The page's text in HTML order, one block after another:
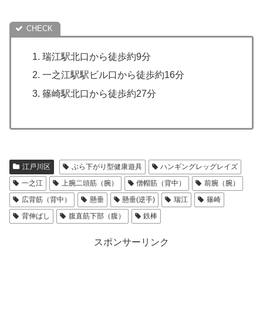
瑞江駅北口から徒歩約9分
一之江駅駅ビル口から徒歩約16分
篠崎駅北口から徒歩約27分
江戸川区 ぶら下がり型健康遊具
ハンギングレッグレイズ
一之江
上腕二頭筋（腕） 僧帽筋（背中）
前腕（腕）
広背筋（背中）
懸垂 懸垂(逆手) 瑞江
篠崎
背伸ばし
腹直筋下部（腹） 鉄棒
スポンサーリンク